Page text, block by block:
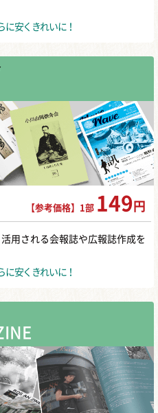
に安くきれいに！
【参考価格】1部 149 円
用される会報誌や広報誌作成を
に安くきれいに！